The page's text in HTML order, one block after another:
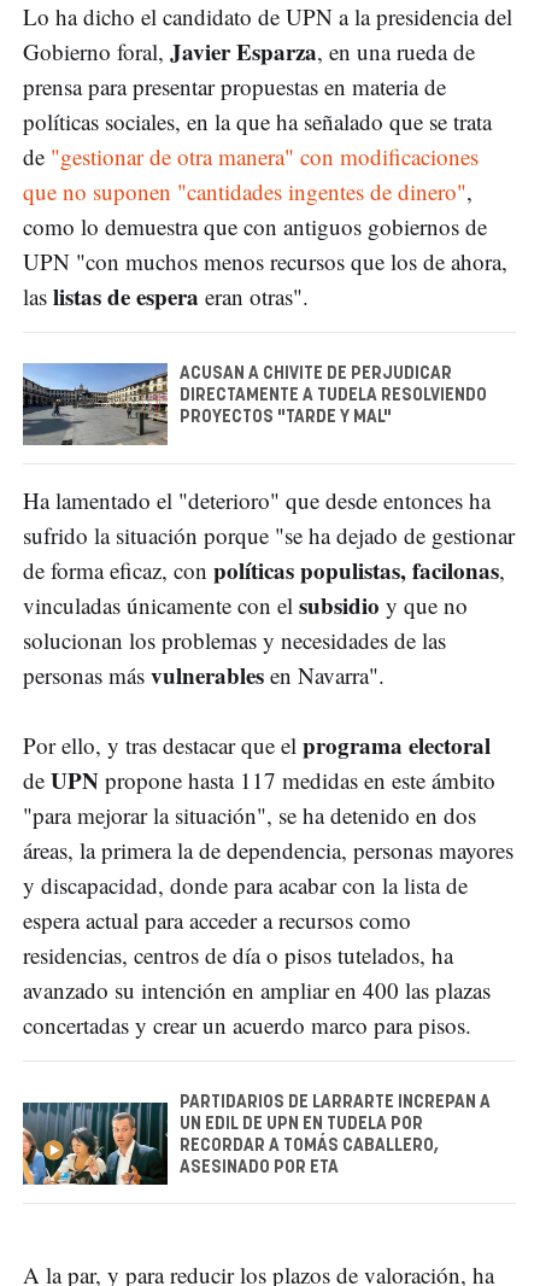
Lo ha dicho el candidato de UPN a la presidencia del
Gobierno foral, Javier Esparza, en una rueda de
prensa para presentar propuestas en materia de
políticas sociales, en la que ha señalado que se trata
de "gestionar de otra manera" con modificaciones
que no suponen "cantidades ingentes de dinero",
como lo demuestra que con antiguos gobiernos de
UPN "con muchos menos recursos que los de ahora,
las listas de espera eran otras".
ACUSAN A CHIVITE DE PERJUDICAR
DIRECTAMENTE A TUDELA RESOLVIENDO
PROYECTOS "TARDE Y MAL"
Ha lamentado el "deterioro" que desde entonces ha
sufrido la situación porque "se ha dejado de gestionar
de forma eficaz, con políticas populistas, facilonas,
vinculadas únicamente con el subsidio y que no
solucionan los problemas y necesidades de las
personas más vulnerables en Navarra".
Por ello, y tras destacar que el programa electoral
de UPN propone hasta 117 medidas en este ámbito
"para mejorar la situación", se ha detenido en dos
áreas, la primera la de dependencia, personas mayores
y discapacidad, donde para acabar con la lista de
espera actual para acceder a recursos como
residencias, centros de día o pisos tutelados, ha
avanzado su intención en ampliar en 400 las plazas
concertadas y crear un acuerdo marco para pisos.
PARTIDARIOS DE LARRARTE INCREPAN A
UN EDIL DE UPN EN TUDELA POR
RECORDAR A TOMÁS CABALLERO,
ASESINADO POR ETA
A la par, y para reducir los plazos de valoración, ha